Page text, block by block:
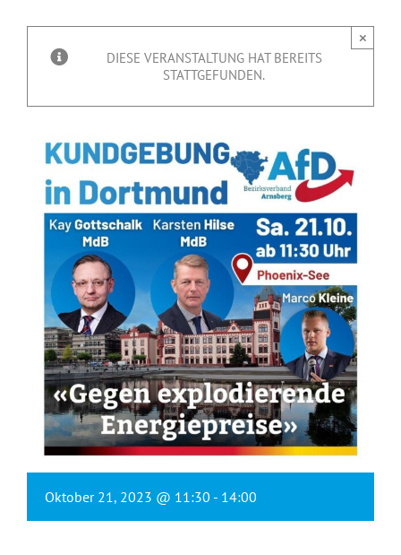
DIESE VERANSTALTUNG HAT BEREITS
STATTGEFUNDEN.
×
Oktober 21, 2023 @ 11:30 - 14:00